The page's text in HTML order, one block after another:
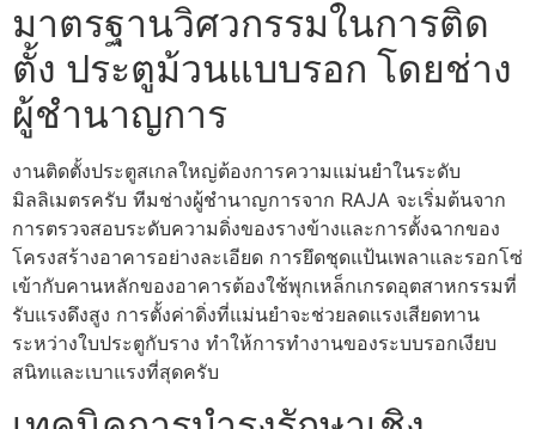
มาตรฐานวิศวกรรมในการติด
ตั้ง ประตูม้วนแบบรอก โดยช่าง
ผู้ชำนาญการ
งานติดตั้งประตูสเกลใหญ่ต้องการความแม่นยำในระดับ
มิลลิเมตรครับ ทีมช่างผู้ชำนาญการจาก RAJA จะเริ่มต้นจาก
การตรวจสอบระดับความดิ่งของรางข้างและการตั้งฉากของ
โครงสร้างอาคารอย่างละเอียด การยึดชุดแป้นเพลาและรอกโซ่
เข้ากับคานหลักของอาคารต้องใช้พุกเหล็กเกรดอุตสาหกรรมที่
รับแรงดึงสูง การตั้งค่าดิ่งที่แม่นยำจะช่วยลดแรงเสียดทาน
ระหว่างใบประตูกับราง ทำให้การทำงานของระบบรอกเงียบ
สนิทและเบาแรงที่สุดครับ